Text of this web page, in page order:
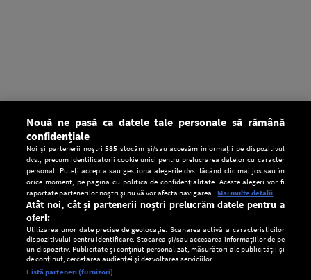
Setări:
Nouă ne pasă ca datele tale personale să rămână
confidențiale
Noi și partenerii noștri585 stocăm și/sau accesăm informații pe dispozitivul
dvs., precum identificatorii cookie unici pentru prelucrarea datelor cu caracter
personal. Puteți accepta sau gestiona alegerile dvs. făcând clic mai jos sau în
orice moment, pe pagina cu politica de confidențialitate. Aceste alegeri vor fi
raportate partenerilor noștri și nu vă vor afecta navigarea. Mai multe detalii
Atât noi, cât și partenerii noștri prelucrăm datele pentru a
oferi:
Utilizarea unor date precise de geolocație. Scanarea activă a caracteristicilor
dispozitivului pentru identificare. Stocarea și/sau accesarea informațiilor de pe
un dispozitiv. Publicitate și conținut personalizat, măsurători ale publicității și
de conținut, cercetarea audienței și dezvoltarea serviciilor.
Listă parteneri (furnizori)